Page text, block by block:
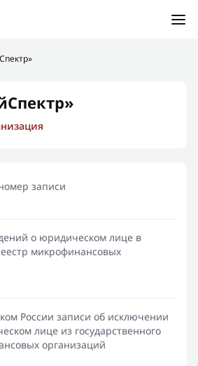
записи
о юридическом лице в
микрофинансовых
России записи об исключении
лице из государственного
организаций
форма не найдена.
нам
в ближайшее время и сообщим
новый запрос